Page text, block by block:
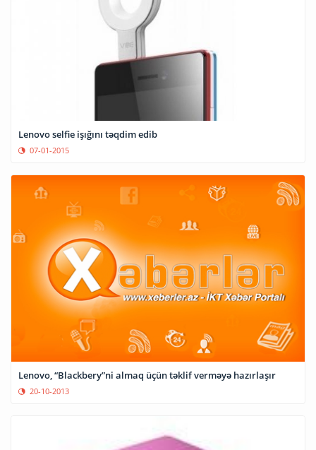
Lenovo selfie işığını təqdim edib
07-01-2015
Lenovo, “Blackbery”ni almaq üçün təklif verməyə hazırlaşır
20-10-2013